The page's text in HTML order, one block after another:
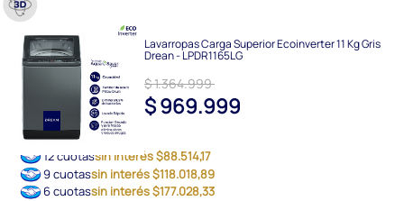
Lavarropas Carga Superior Ecoinverter 11 Kg Gris
Drean - LPDR1165LG
$ 1.364.999
$ 969.999
12 cuotassin interés $88.514,17
9 cuotassin interés $118.018,89
6 cuotassin interés $177.028,33